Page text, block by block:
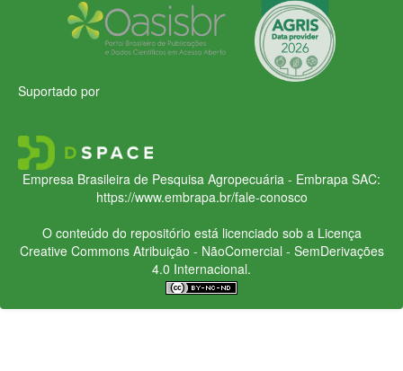
Suportado por
Empresa Brasileira de Pesquisa Agropecuária - Embrapa SAC:
https://www.embrapa.br/fale-conosco
O conteúdo do repositório está licenciado sob a Licença
Creative CommonsAtribuição - NãoComercial - SemDerivações
4.0 Internacional.